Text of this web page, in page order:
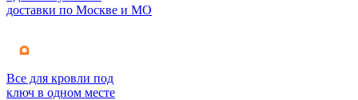
доставки по Москве и МО
Все для кровли под
ключ в одном месте